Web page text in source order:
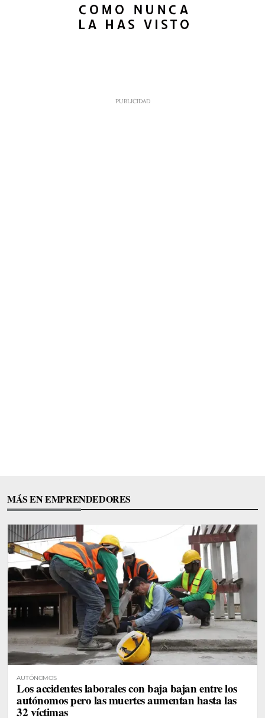
MÁS EN EMPRENDEDORES
AUTÓNOMOS
Los accidentes laborales con baja bajan entre los
autónomos pero las muertes aumentan hasta las
32 víctimas